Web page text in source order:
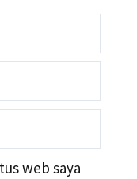
web saya